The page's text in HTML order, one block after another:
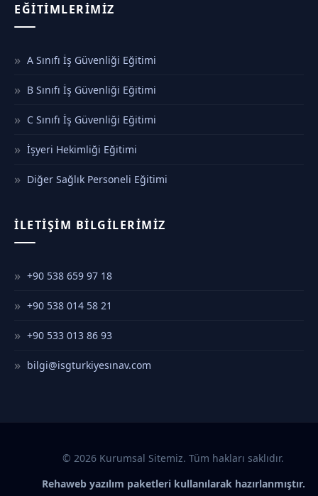
EĞITIMLERIMIZ
A Sınıfı İş Güvenliği Eğitimi
B Sınıfı İş Güvenliği Eğitimi
C Sınıfı İş Güvenliği Eğitimi
İşyeri Hekimliği Eğitimi
Diğer Sağlık Personeli Eğitimi
İLETIŞIM BILGILERIMIZ
+90 538 659 97 18
+90 538 014 58 21
+90 533 013 86 93
bilgi@isgturkiyesınav.com
© 2026 Kurumsal Sitemiz. Tüm hakları saklıdır.
Rehaweb yazılım paketleri kullanılarak hazırlanmıştır.